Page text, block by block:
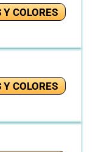
COLORES
COLORES